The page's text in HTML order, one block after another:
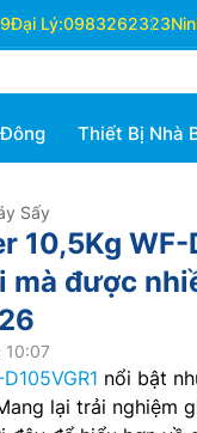
Đại Lý:0983262323
Thiết Bị Nhà
Sấy
10,5Kg WF-
mà được
10:07
nổi bật
lại trải nghiệm